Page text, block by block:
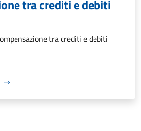
tra crediti e debiti
tra crediti e debiti